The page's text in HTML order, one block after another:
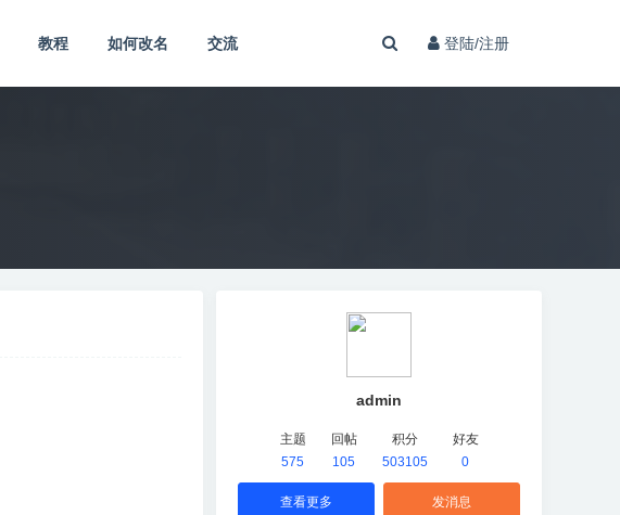
教程 如何改名 交流 登陆/注册
admin
主题
575
回帖
105
积分
503105
好友
0
查看更多 发消息